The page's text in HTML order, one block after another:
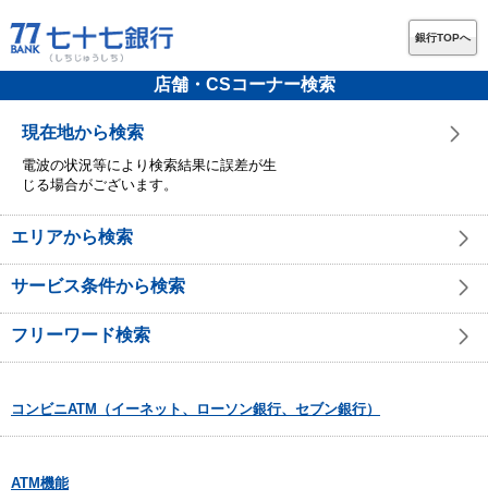
銀行TOPへ
店舗・CSコーナー検索
現在地から検索
電波の状況等により検索結果に誤差が生
じる場合がございます。
エリアから検索
サービス条件から検索
フリーワード検索
コンビニATM（イーネット、ローソン銀行、セブン銀行）
ATM機能